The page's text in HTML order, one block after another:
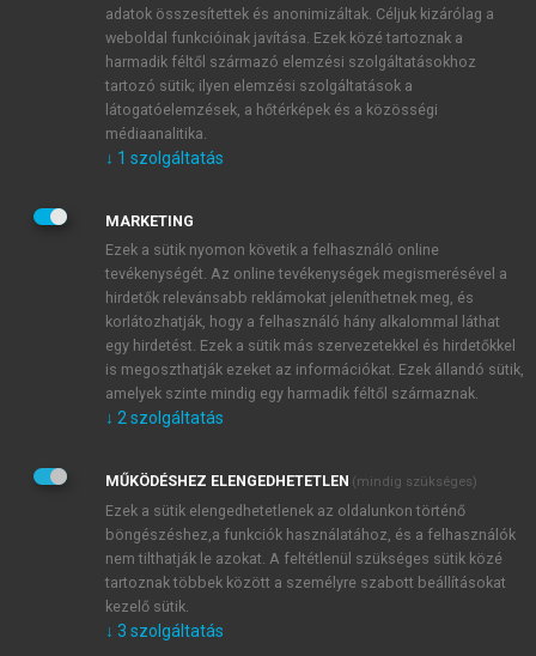
E-MAIL-CÍM
JELSZÓ
JELSZÓ ÚJRA
Kérek értesítést a MeRSZ újdonságairól, akcióiról.
Kérek értesítést az Akadémiai Kiadó Zrt. újdonságairól,
Adatkezelési tájékoztatóbanfoglaltakat tudomásul
veszem és elfogadom.
Általános vásárlási feltételeket, valamint a szotar.netés a
mersz.huoldalak licencszerződéseiben foglaltakat
tudomásul veszem és elfogadom.
KIPRÓBÁLOM
adatok összesítettek és anonimizáltak. Céljuk kizárólag a
weboldal funkcióinak javítása. Ezek közé tartoznak a
harmadik féltől származó elemzési szolgáltatásokhoz
tartozó sütik; ilyen elemzési szolgáltatások a
látogatóelemzések, a hőtérképek és a közösségi
médiaanalitika.
↓ 1 szolgáltatás
MARKETING
Ezek a sütik nyomon követik a felhasználó online
tevékenységét. Az online tevékenységek megismerésével a
hirdetők relevánsabb reklámokat jeleníthetnek meg, és
korlátozhatják, hogy a felhasználó hány alkalommal láthat
egy hirdetést. Ezek a sütik más szervezetekkel és hirdetőkkel
is megoszthatják ezeket az információkat. Ezek állandó sütik,
amelyek szinte mindig egy harmadik féltől származnak.
↓ 2 szolgáltatás
MŰKÖDÉSHEZ ELENGEDHETETLEN (mindig szükséges)
Ezek a sütik elengedhetetlenek az oldalunkon történő
böngészéshez,a funkciók használatához, és a felhasználók
nem tilthatják le azokat. A feltétlenül szükséges sütik közé
tartoznak többek között a személyre szabott beállításokat
kezelő sütik.
↓ 3 szolgáltatás